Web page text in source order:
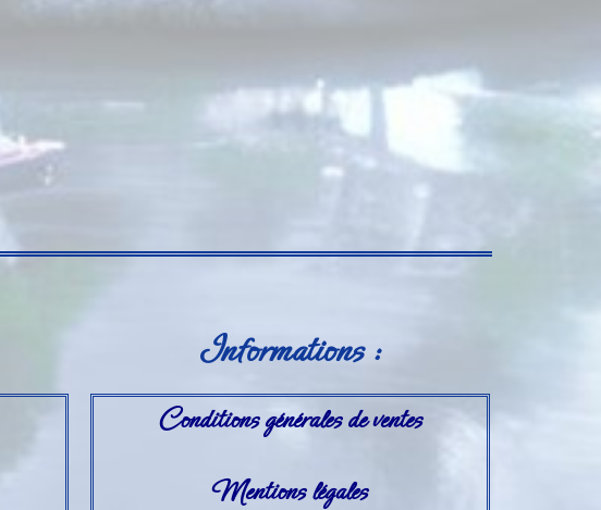
Informations :
Conditions générales de ventes
Mentions légales